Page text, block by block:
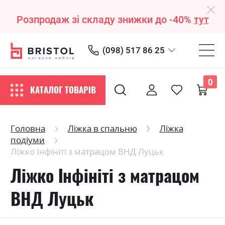
Розпродаж зі складу знижки до -40% тут
(098) 517 86 25
КАТАЛОГ ТОВАРІВ
0
Головна Ліжка в спальню
Ліжка
подіуми
Ліжко Інфініті з матрацом ВНД Луцьк
Ліжко Інфініті з матрацом
ВНД Луцьк